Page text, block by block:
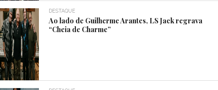
DESTAQUE
Ao lado de Guilherme Arantes, LS Jack regrava
“Cheia de Charme”